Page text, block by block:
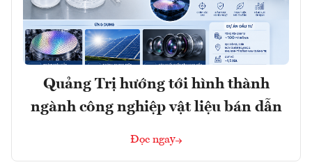
Quảng Trị hướng tới hình thành
ngành công nghiệp vật liệu bán dẫn
Đọc ngay